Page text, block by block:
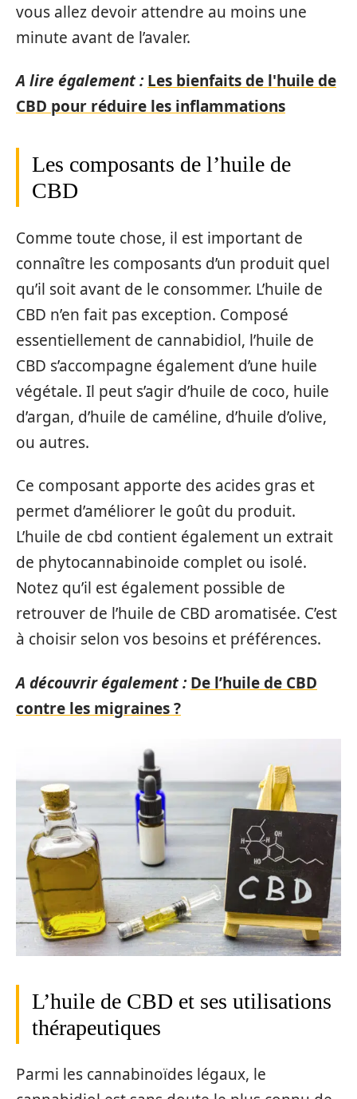
vous allez devoir attendre au moins une
minute avant de l’avaler.
A lire également : Les bienfaits de l'huile de
CBD pour réduire les inflammations
Les composants de l’huile de
CBD
Comme toute chose, il est important de
connaître les composants d’un produit quel
qu’il soit avant de le consommer. L’huile de
CBD n’en fait pas exception. Composé
essentiellement de cannabidiol, l’huile de
CBD s’accompagne également d’une huile
végétale. Il peut s’agir d’huile de coco, huile
d’argan, d’huile de caméline, d’huile d’olive,
ou autres.
Ce composant apporte des acides gras et
permet d’améliorer le goût du produit.
L’huile de cbd contient également un extrait
de phytocannabinoide complet ou isolé.
Notez qu’il est également possible de
retrouver de l’huile de CBD aromatisée. C’est
à choisir selon vos besoins et préférences.
A découvrir également : De l’huile de CBD
contre les migraines ?
L’huile de CBD et ses utilisations
thérapeutiques
Parmi les cannabinoïdes légaux, le